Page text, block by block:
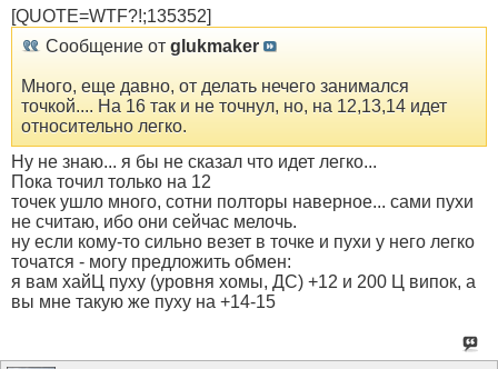
[QUOTE=WTF?!;135352]
Сообщение от glukmaker
Много, еще давно, от делать нечего занимался
точкой.... На 16 так и не точнул, но, на 12,13,14 идет
относительно легко.
Ну не знаю... я бы не сказал что идет легко...
Пока точил только на 12
точек ушло много, сотни полторы наверное... сами пухи
не считаю, ибо они сейчас мелочь.
ну если кому-то сильно везет в точке и пухи у него легко
точатся - могу предложить обмен:
я вам хайЦ пуху (уровня хомы, ДС) +12 и 200 Ц випок, а
вы мне такую же пуху на +14-15